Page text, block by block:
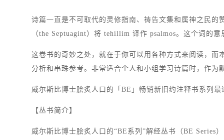
诗篇一直是不可取代的灵修指南、祷告文集和属神之民
（the Septuagint）将 tehillim 译作 psalmos。这个词的
这卷书的奇妙之处，就在于你可以用各种方式来阅读，
分析和串珠参考。非常适合个人和小组学习诗篇时，作为
威尔斯比博士脍炙人口的「BE」畅销新旧约 注释书系列最
【丛书简介】
威尔斯比博士脍炙人口的“BE系列”解经丛书（BE Series